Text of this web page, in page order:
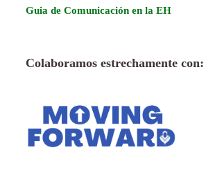
Guia de Comunicación en la EH
Colaboramos estrechamente con: